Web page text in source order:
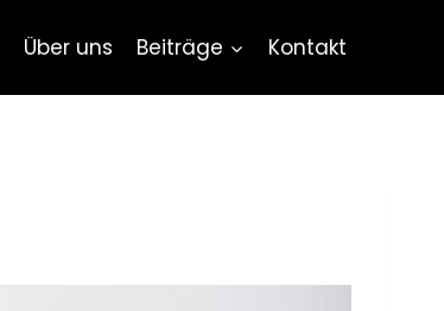
Über uns Beiträge Kontakt